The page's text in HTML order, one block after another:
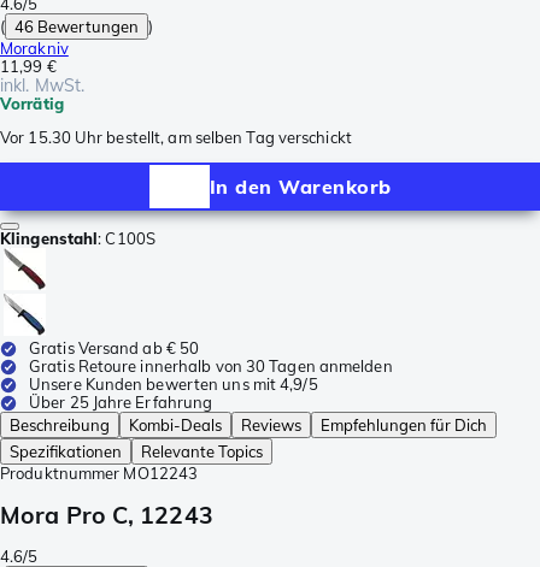
4.6/5
( 46 Bewertungen )
Morakniv
11,99 €
inkl. MwSt.
Vorrätig
Vor 15.30 Uhr bestellt, am selben Tag verschickt
In den Warenkorb
Klingenstahl:C100S
Gratis Versand ab € 50
Gratis Retoure innerhalb von 30 Tagen anmelden
Unsere Kunden bewerten uns mit 4,9/5
Über 25 Jahre Erfahrung
Beschreibung
Kombi-Deals Reviews
Empfehlungen für Dich
Spezifikationen
Relevante Topics
Produktnummer MO12243
Mora Pro C, 12243
4.6/5